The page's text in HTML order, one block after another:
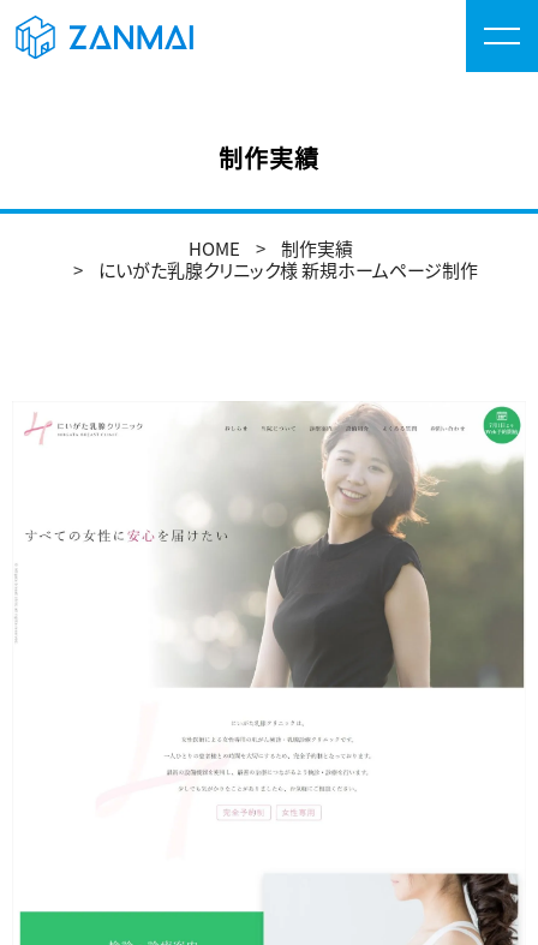
制作実績
HOME
制作実績
にいがた乳腺クリニック様 新規ホームページ制作